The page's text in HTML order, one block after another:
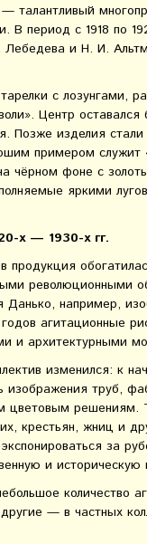
талантливый
В период с 1918 по
и Н. И.
с лозунгами,
Центр
Позже изделия
примером
чёрном фоне с
яркими
х — 1930-х гг.
продукция
революционными
Данько, например,
агитационные
и архитектурными
изменился: к
труб,
цветовым
крестьян, жниц и
за
и историческую
количество
— в частных